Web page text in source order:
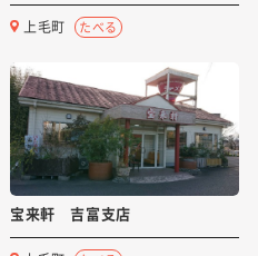
上毛町 たべる
宝来軒 吉富支店